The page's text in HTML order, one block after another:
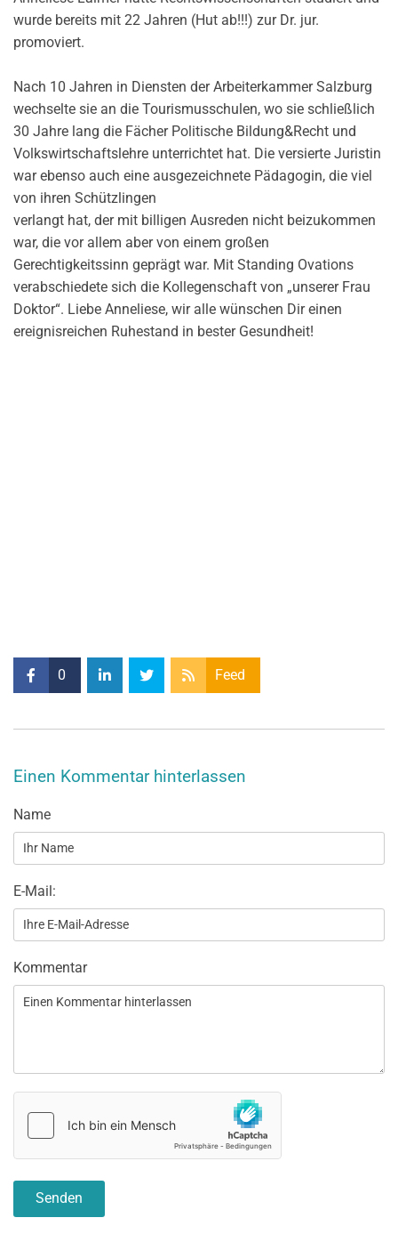
wurde bereits mit 22 Jahren (Hut ab!!!) zur Dr. jur.
promoviert.
Nach 10 Jahren in Diensten der Arbeiterkammer Salzburg
wechselte sie an die Tourismusschulen, wo sie schließlich
30 Jahre lang die Fächer Politische Bildung&Recht und
Volkswirtschaftslehre unterrichtet hat. Die versierte Juristin
war ebenso auch eine ausgezeichnete Pädagogin, die viel
von ihren Schützlingen
verlangt hat, der mit billigen Ausreden nicht beizukommen
war, die vor allem aber von einem großen
Gerechtigkeitssinn geprägt war. Mit Standing Ovations
verabschiedete sich die Kollegenschaft von „unserer Frau
Doktor“. Liebe Anneliese, wir alle wünschen Dir einen
ereignisreichen Ruhestand in bester Gesundheit!
0 Feed
Einen Kommentar hinterlassen
Name
E-Mail:
Kommentar